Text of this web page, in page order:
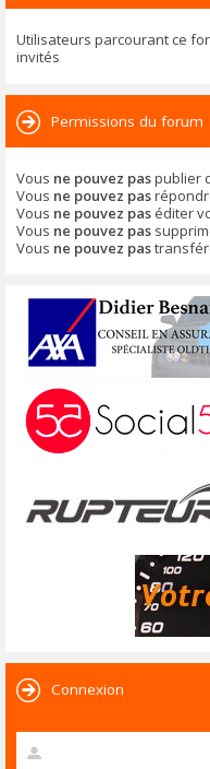
Utilisateurs parcourant ce
invités
Permissions du forum
Vous ne pouvez paspublier
Vous ne pouvez pas
Vous ne pouvez pas éditer
Vous ne pouvez pas
Vous ne pouvez pas
Connexion